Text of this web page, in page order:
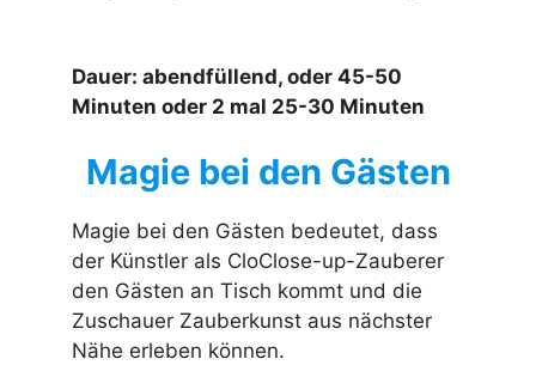
Dauer: abendfüllend, oder 45-50
Minuten oder 2 mal 25-30 Minuten
Magie bei den Gästen
Magie bei den Gästen bedeutet, dass
der Künstler als CloClose-up-Zauberer
den Gästen an Tisch kommt und die
Zuschauer Zauberkunst aus nächster
Nähe erleben können.